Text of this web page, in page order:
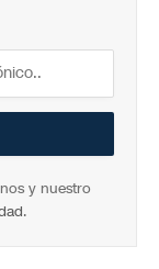
y nuestro
.